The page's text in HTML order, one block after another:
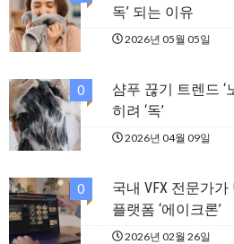
독’ 되는 이유
2026년 05월 05일
0
샴푸 끊기 트렌드 ‘
히려 ‘독’
2026년 04월 09일
0
국내 VFX 전문가
플랫폼 ‘에이크론’
2026년 02월 26일